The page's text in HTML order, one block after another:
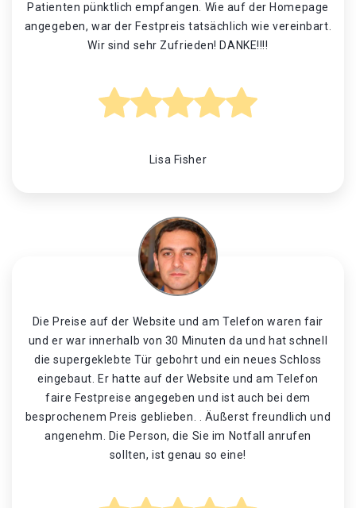
Patienten pünktlich empfangen. Wie auf der Homepage
angegeben, war der Festpreis tatsächlich wie vereinbart.
Wir sind sehr Zufrieden! DANKE!!!!
Lisa Fisher
Die Preise auf der Website und am Telefon waren fair
und er war innerhalb von 30 Minuten da und hat schnell
die supergeklebte Tür gebohrt und ein neues Schloss
eingebaut. Er hatte auf der Website und am Telefon
faire Festpreise angegeben und ist auch bei dem
besprochenem Preis geblieben. . Äußerst freundlich und
angenehm. Die Person, die Sie im Notfall anrufen
sollten, ist genau so eine!